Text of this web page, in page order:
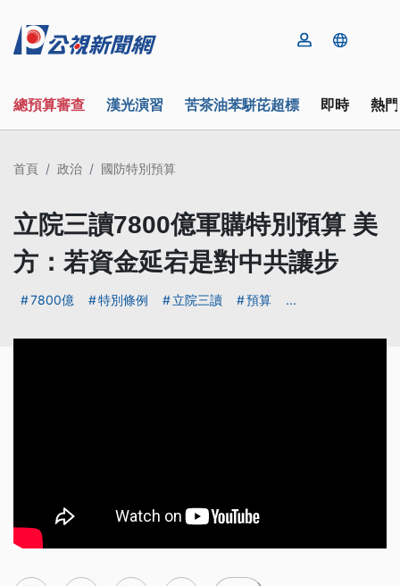
總預算審查 漢光演習 苦茶油苯駢芘超標 即時 熱
首頁 政治 國防特別預算
立院三讀7800億軍購特別預算 美
方：若資金延宕是對中共讓步
7800億 特別條例 立院三讀 預算 ...